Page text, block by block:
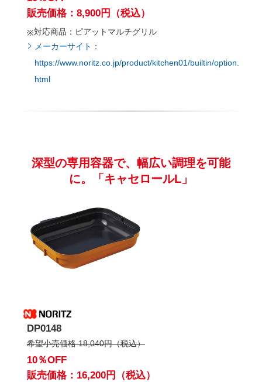
販売価格：8,900円（税込）
対応商品：ピアットマルチグリル
メーカーサイト：
https://www.noritz.co.jp/product/kitchen01/builtin/option.
html
深型の専用容器で、幅広い調理を可能
に。「キャセロールL」
DP0148
希望小売価格 18,040円（税込）
10％OFF
販売価格：16,200円（税込）